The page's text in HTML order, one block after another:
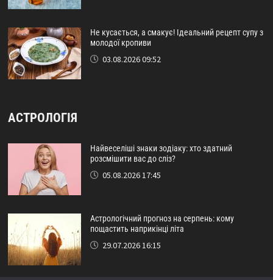
Не кусається, а смакує! Ідеальний рецепт супу з
молодої кропиви
03.08.2026 09:52
АСТРОЛОГІЯ
Найвеселіші знаки зодіаку: хто здатний
розсмішити вас до сліз?
05.08.2026 17:45
Астрологічний прогноз на серпень: кому
пощастить наприкінці літа
29.07.2026 16:15